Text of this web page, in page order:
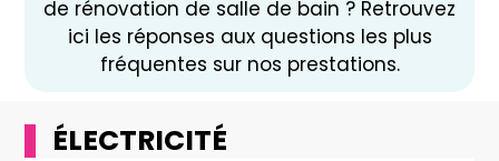
de rénovation de salle de bain ? Retrouvez
ici les réponses aux questions les plus
fréquentes sur nos prestations.
ÉLECTRICITÉ